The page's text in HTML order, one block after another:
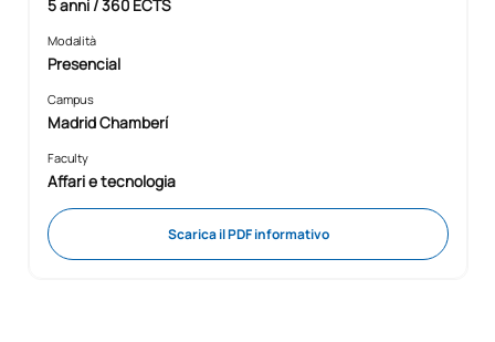
5 anni / 360 ECTS
Modalità
Presencial
Campus
Madrid Chamberí
Faculty
Affari e tecnologia
Scarica il PDF informativo